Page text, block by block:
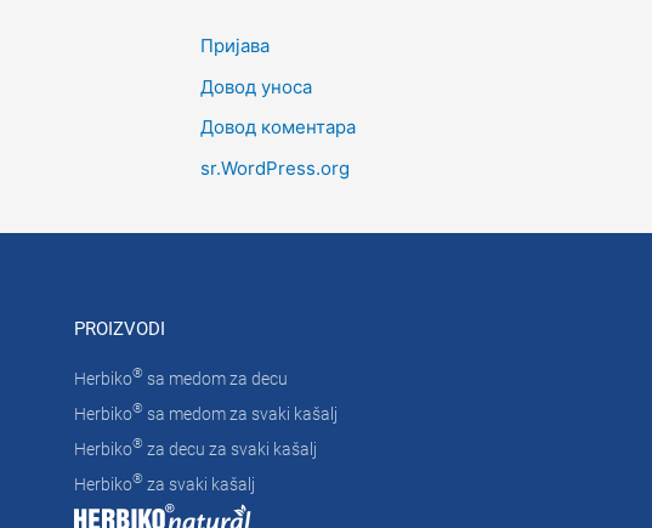
Пријава
Довод уноса
Довод коментара
sr.WordPress.org
PROIZVODI
Herbiko® sa medom za decu
Herbiko® sa medom za svaki kašalj
Herbiko® za decu za svaki kašalj
Herbiko® za svaki kašalj